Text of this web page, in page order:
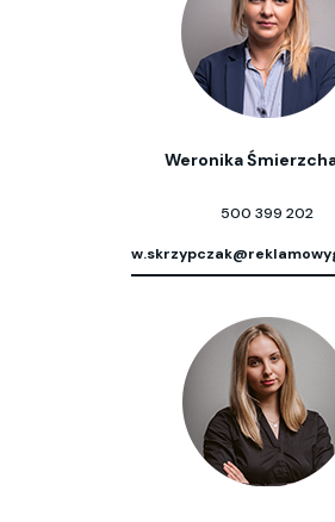
Weronika
500 399 202